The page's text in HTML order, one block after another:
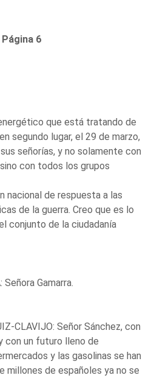
Página 6
que está tratando de
segundo lugar, el 29 de marzo,
señorías, y no solamente con
con todos los grupos
nacional de respuesta a las
de la guerra. Creo que es lo
conjunto de la ciudadanía
Gamarra.
CLAVIJO: Señor Sánchez, con
con un futuro lleno de
y las gasolinas se han
millones de españoles ya no se